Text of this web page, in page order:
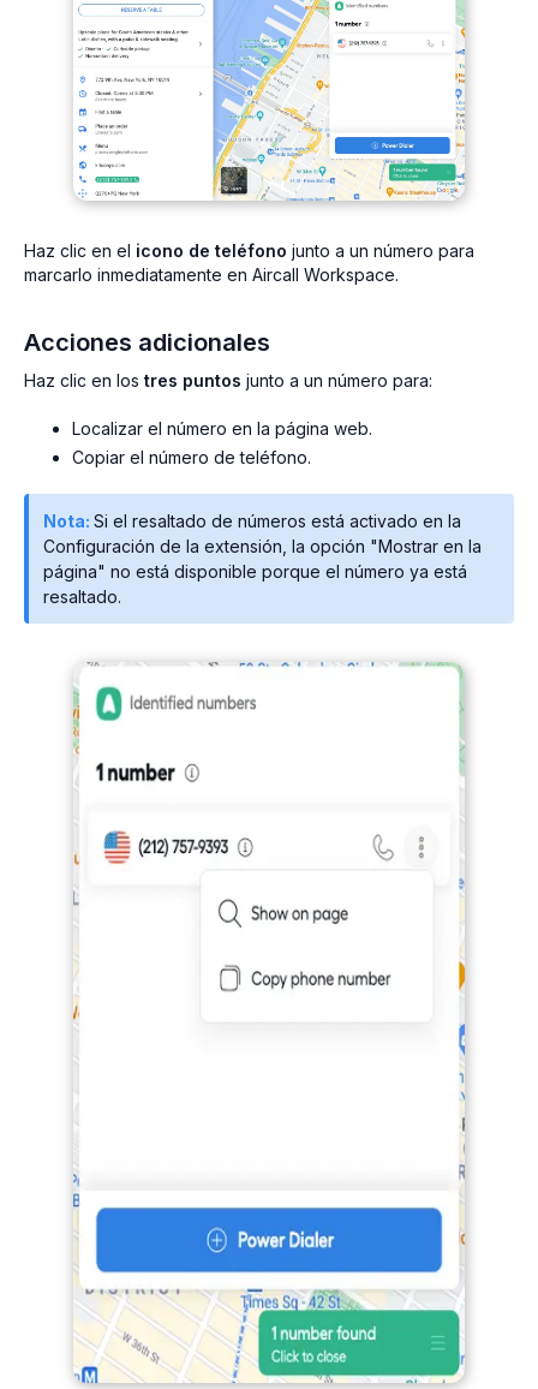
Haz clic en el icono de teléfono junto a un número para
marcarlo inmediatamente en Aircall Workspace.
Acciones adicionales
Haz clic en los tres puntos junto a un número para:
Localizar el número en la página web.
Copiar el número de teléfono.
Nota: Si el resaltado de números está activado en la
Configuración de la extensión, la opción "Mostrar en la
página" no está disponible porque el número ya está
resaltado.